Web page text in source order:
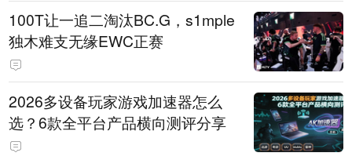
100T让一追二淘汰BC.G，s1mple
独木难支无缘EWC正赛
2026多设备玩家游戏加速器怎么
选？6款全平台产品横向测评分享